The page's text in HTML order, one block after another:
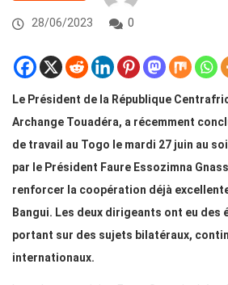
28/06/2023 0
Le Président de la République
Archange Touadéra, a récemment
de travail au Togo le mardi 27 juin au
par le Président Faure Essozimna
renforcer la coopération déjà
Bangui. Les deux dirigeants ont eu des
portant sur des sujets bilatéraux,
internationaux.